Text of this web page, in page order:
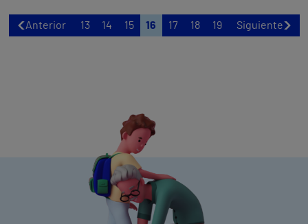
Anterior 13 14 15 16 17 18 19 Siguiente